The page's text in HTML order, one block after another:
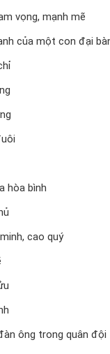
vọng, mạnh mẽ
của một con đại
hòa bình
cao quý
ông trong quân đội